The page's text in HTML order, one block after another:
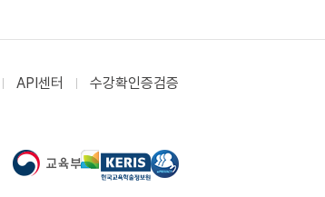
API센터 수강확인증검증